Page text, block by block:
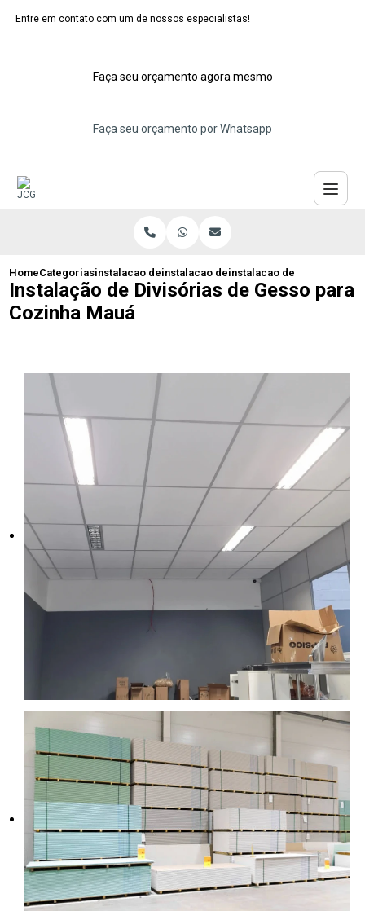
Entre em contato com um de nossos especialistas!
Faça seu orçamento agora mesmo
Faça seu orçamento por Whatsapp
HomeCategoriasinstalacao de divisorias de drywall
instalacao de divisoria de gesso drywall
instalacao de divisorias
Instalação de Divisórias de Gesso para
Cozinha Mauá